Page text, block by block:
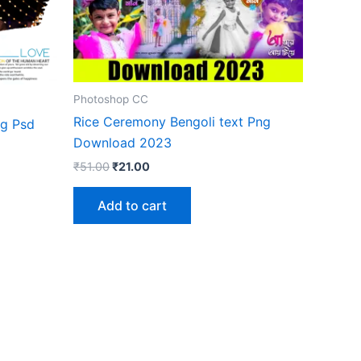
Psd
Photoshop CC
Rice Ceremony Bengoli text Png
Download 2023
₹51.00Original
₹51.00.
₹21.00Current
₹21.00.
Add to cart